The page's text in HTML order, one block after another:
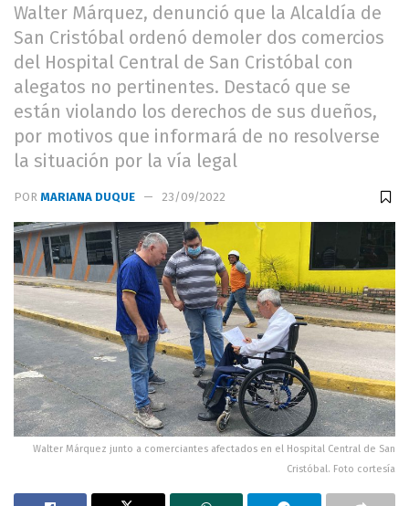
Walter Márquez, denunció que la Alcaldía de
San Cristóbal ordenó demoler dos comercios
del Hospital Central de San Cristóbal con
alegatos no pertinentes. Destacó que se
están violando los derechos de sus dueños,
por motivos que informará de no resolverse
la situación por la vía legal
POR MARIANA DUQUE 23/09/2022
Walter Márquez junto a comerciantes afectados en el Hospital Central de San
Cristóbal. Foto cortesía